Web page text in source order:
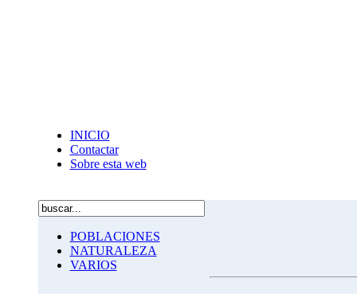
INICIO
Contactar
Sobre esta web
POBLACIONES
NATURALEZA
VARIOS